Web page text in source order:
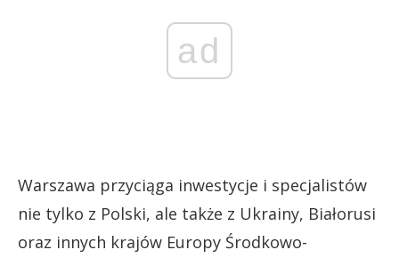
ad
Warszawa przyciąga inwestycje i specjalistów
nie tylko z Polski, ale także z Ukrainy, Białorusi
oraz innych krajów Europy Środkowo-